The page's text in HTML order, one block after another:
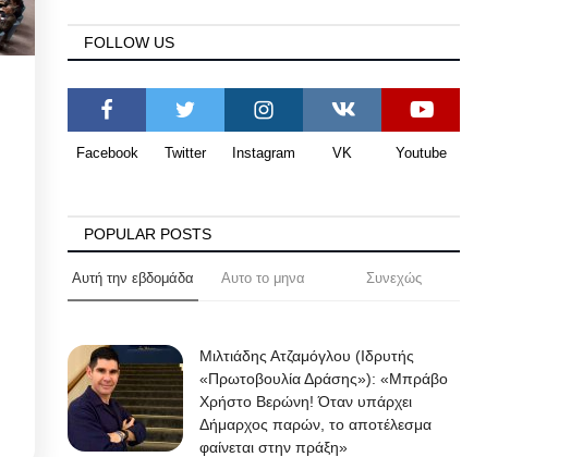
FOLLOW US
Facebook Twitter Instagram VK Youtube
POPULAR POSTS
Αυτή την εβδομάδα Αυτο το μηνα Συνεχώς
Μιλτιάδης Ατζαμόγλου (Ιδρυτής
«Πρωτοβουλία Δράσης»): «Μπράβο
Χρήστο Βερώνη! Όταν υπάρχει
Δήμαρχος παρών, το αποτέλεσμα
φαίνεται στην πράξη»